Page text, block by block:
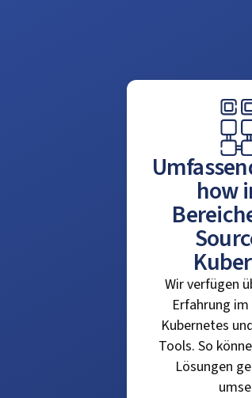
how
Wir verfügen
Erfahrung
Kubernetes
Tools. So
Lösungen